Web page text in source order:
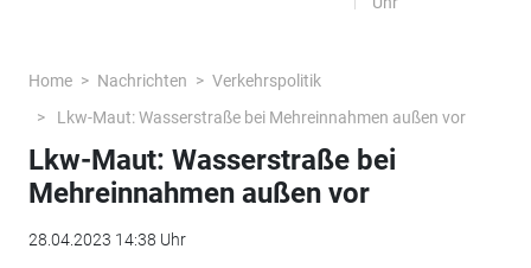
Home Nachrichten
Verkehrspolitik
Lkw-Maut: Wasserstraße bei Mehreinnahmen außen vor
Lkw-Maut: Wasserstraße bei
Mehreinnahmen außen vor
28.04.2023 14:38 Uhr